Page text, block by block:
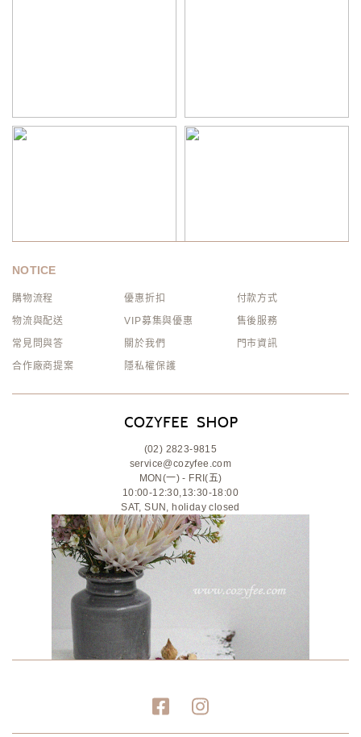
NOTICE
購物流程 優惠折扣
付款方式
物流與配送
VIP募集與優惠
售後服務
常見問與答
關於我們
門市資訊
合作廠商提案
隱私權保護
(02) 2823-9815
service@cozyfee.com
MON(一) - FRI(五)
10:00-12:30,13:30-18:00
SAT, SUN, holiday closed